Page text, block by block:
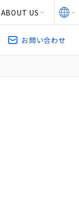
ABOUT US
お問い合わせ